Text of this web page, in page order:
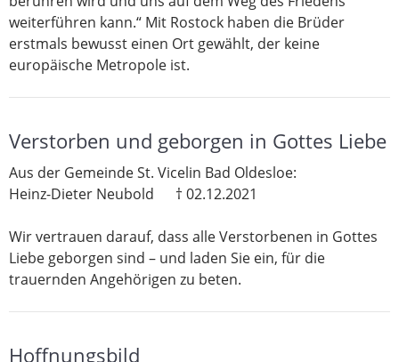
weiterführen kann.“ Mit Rostock haben die Brüder
erstmals bewusst einen Ort gewählt, der keine
europäische Metropole ist.
Verstorben und geborgen in Gottes Liebe
Aus der Gemeinde St. Vicelin Bad Oldesloe:
Heinz-Dieter Neubold † 02.12.2021
Wir vertrauen darauf, dass alle Verstorbenen in Gottes
Liebe geborgen sind – und laden Sie ein, für die
trauernden Angehörigen zu beten.
Hoffnungsbild